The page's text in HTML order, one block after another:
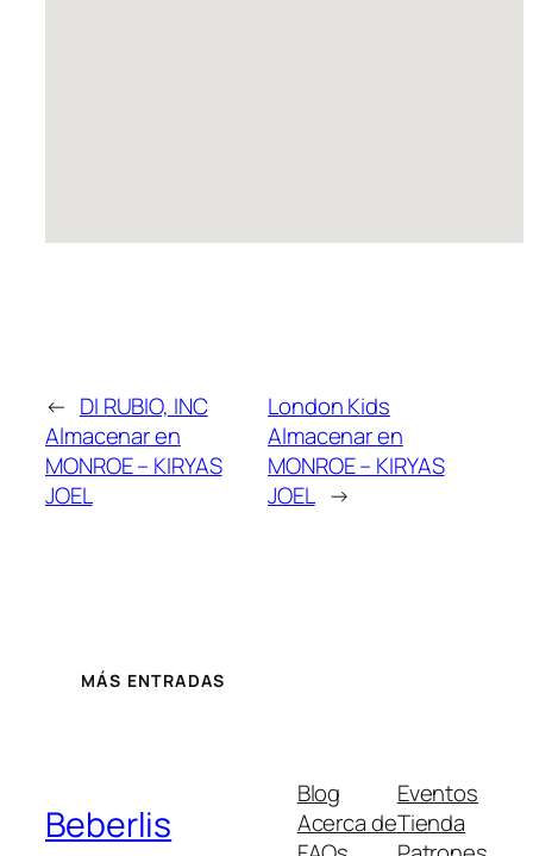
← DI RUBIO, INC
Almacenar en
MONROE – KIRYAS
JOEL
London Kids
Almacenar en
MONROE – KIRYAS
JOEL →
MÁS ENTRADAS
Beberlis
Blog
Acerca de
Eventos
Tienda